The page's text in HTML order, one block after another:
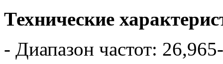
Технические
- Диапазон частот: